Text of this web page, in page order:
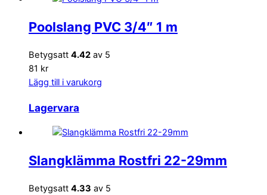
Poolslang PVC 3/4″ 1 m
Betygsatt 4.42 av 5
81 kr
Lägg till i varukorg
Lagervara
Slangklämma Rostfri 22-29mm
Betygsatt 4.33 av 5